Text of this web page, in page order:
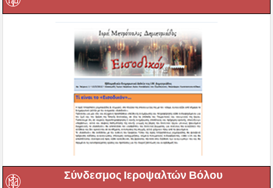
Σύνδεσμος Ιεροψαλτών Βόλου